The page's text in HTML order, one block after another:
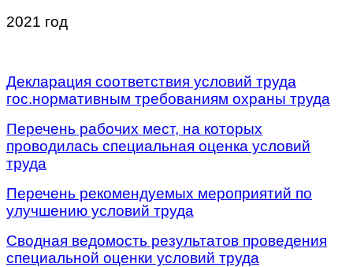
2021 год
Декларация соответствия условий труда
гос.нормативным требованиям охраны труда
Перечень рабочих мест, на которых
проводилась специальная оценка условий
труда
Перечень рекомендуемых мероприятий по
улучшению условий труда
Сводная ведомость результатов проведения
специальной оценки условий труда